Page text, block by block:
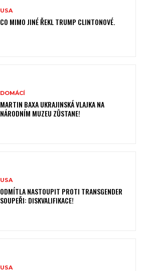
USA
CO MIMO JINÉ ŘEKL TRUMP CLINTONOVÉ.
DOMÁCÍ
MARTIN BAXA UKRAJINSKÁ VLAJKA NA
NÁRODNÍM MUZEU ZŮSTANE!
USA
ODMÍTLA NASTOUPIT PROTI TRANSGENDER
SOUPEŘI: DISKVALIFIKACE!
USA